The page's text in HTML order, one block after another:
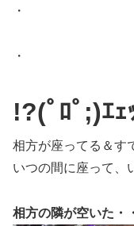
・
・
!?(ﾟﾛﾟ;)ｴｪ
相方が座ってる＆す
いつの間に座って、
相方の隣が空いた・